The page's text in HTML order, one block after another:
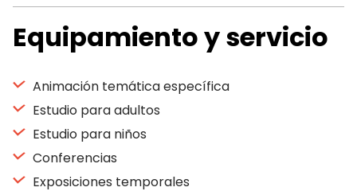
Equipamiento y servicio
Animación temática específica
Estudio para adultos
Estudio para niños
Conferencias
Exposiciones temporales